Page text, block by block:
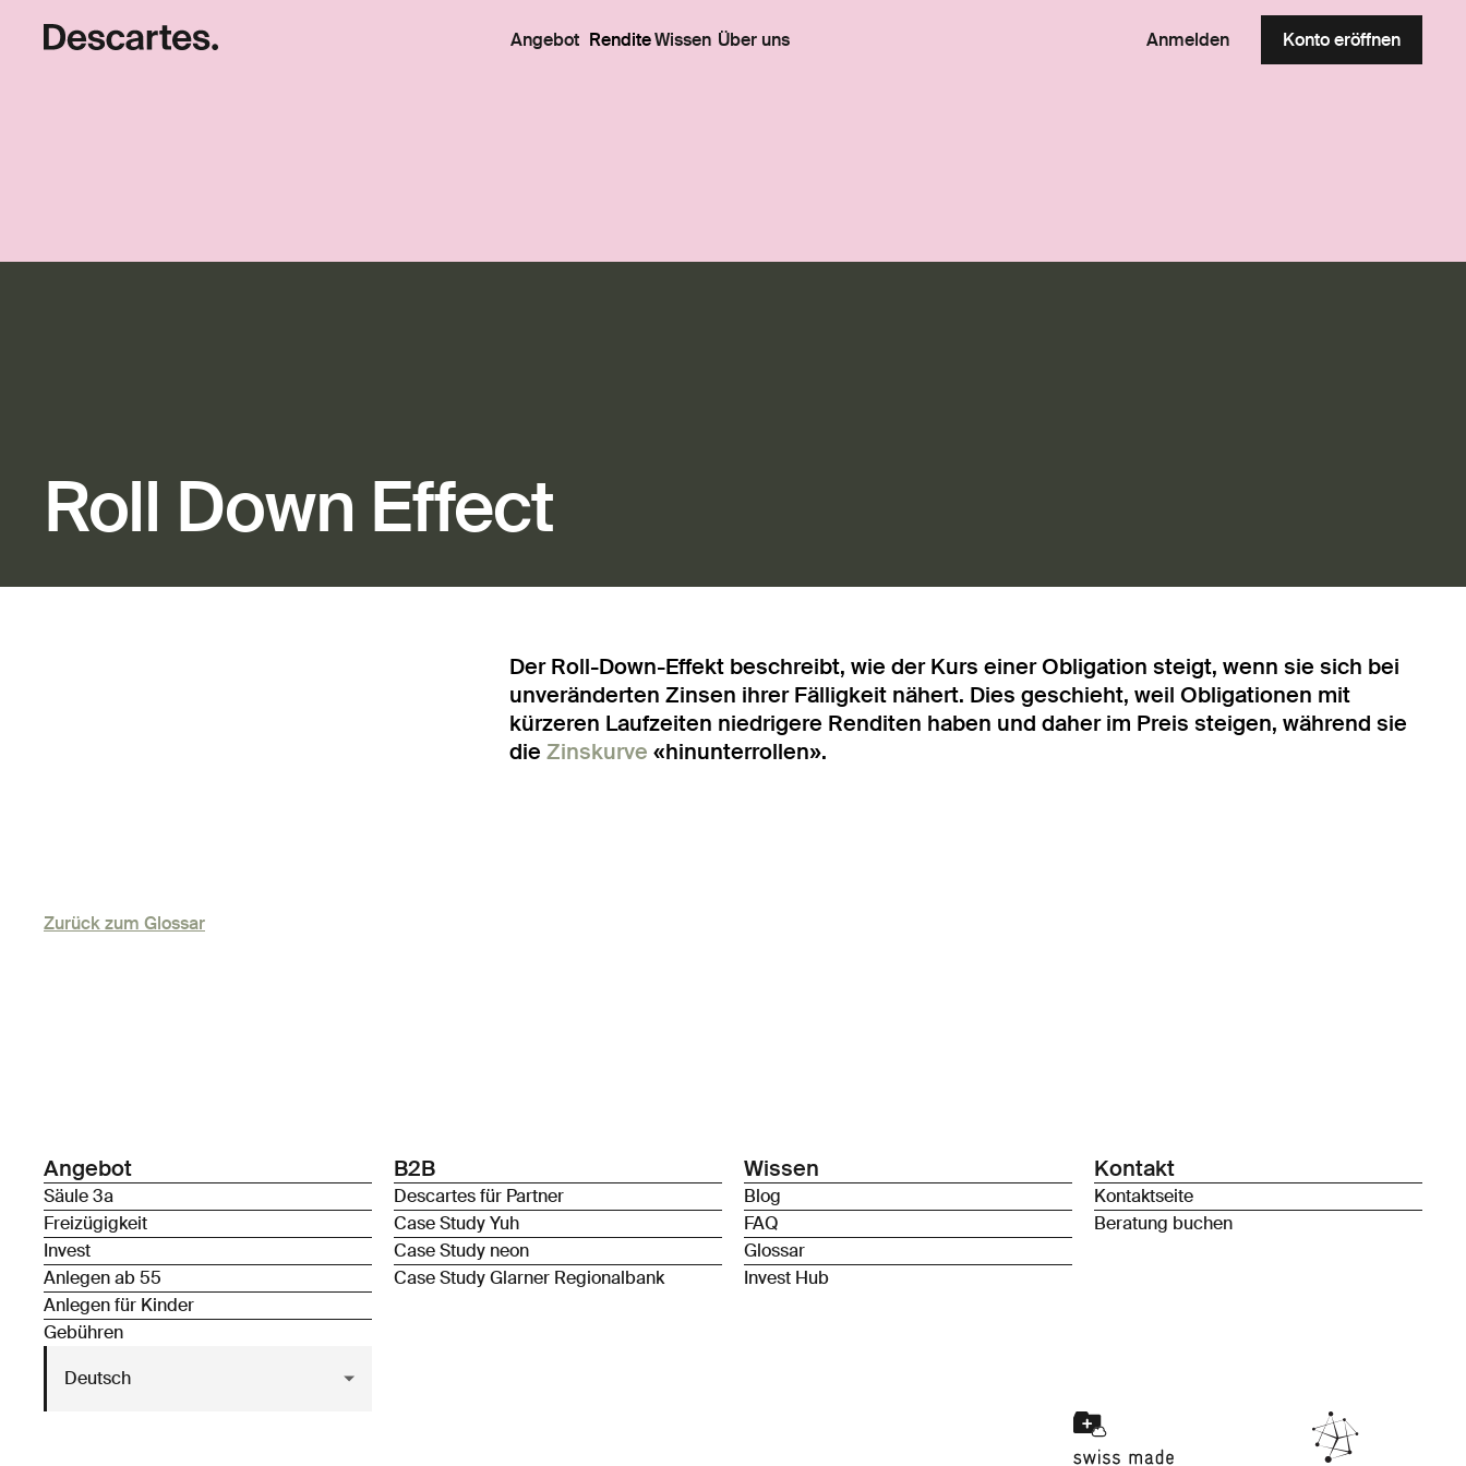
Angebot RenditeWissen Über uns Anmelden Konto eröffnen
Roll Down Effect
Der Roll-Down-Effekt beschreibt, wie der Kurs einer Obligation steigt, wenn sie sich bei
unveränderten Zinsen ihrer Fälligkeit nähert. Dies geschieht, weil Obligationen mit
kürzeren Laufzeiten niedrigere Renditen haben und daher im Preis steigen, während sie
dieZinskurve «hinunterrollen».
Zurück zum Glossar
Angebot
Säule 3a
Freizügigkeit
Invest
Anlegen ab 55
Anlegen für Kinder
Gebühren
B2B
Descartes für Partner
Case Study Yuh
Case Study neon
Case Study Glarner Regionalbank
Wissen
Blog
FAQ
Glossar
Invest Hub
Kontakt
Kontaktseite
Beratung buchen
Deutsch